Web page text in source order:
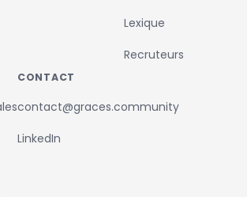
Lexique
Recruteurs
CONTACT
contact@graces.community
LinkedIn